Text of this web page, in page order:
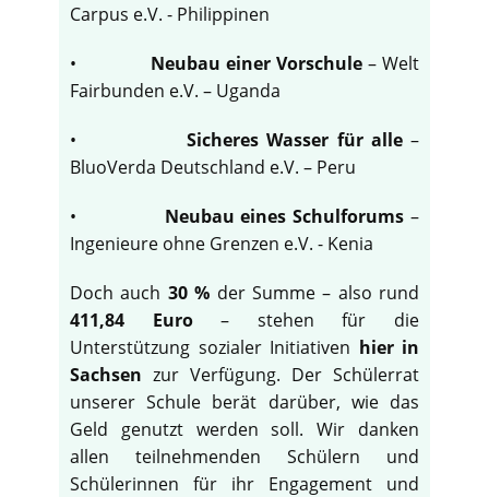
Carpus e.V. - Philippinen
• Neubau einer Vorschule – Welt
Fairbunden e.V. – Uganda
•Sicheres Wasser für alle–
BluoVerda Deutschland e.V. – Peru
• Neubau eines Schulforums –
Ingenieure ohne Grenzen e.V. - Kenia
Doch auch 30 % der Summe – also rund
411,84 Euro– stehen für die
Unterstützung sozialer Initiativen hier in
Sachsen zur Verfügung. Der Schülerrat
unserer Schule berät darüber, wie das
Geld genutzt werden soll. Wir danken
allen teilnehmenden Schülern und
Schülerinnen für ihr Engagement und